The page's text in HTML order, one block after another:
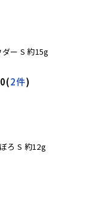
ー S 約15g
(2件)
ろ S 約12g